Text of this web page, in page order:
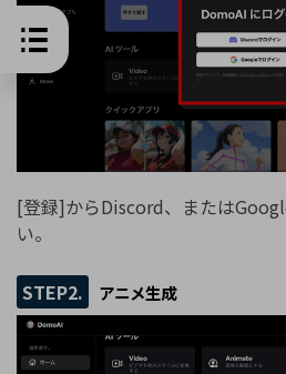
[登録]からDiscord、または
い。
STEP2. アニメ生成